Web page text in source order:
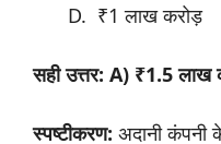
₹1 लाख करोड़
सही उत्तर: A) ₹1.5 लाख
स्पष्टीकरण: अदानी कंपनी